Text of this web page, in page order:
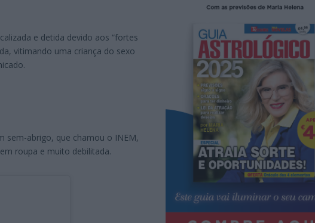
e detida devido aos “fortes
vitimando uma criança do sexo
sem-abrigo, que chamou o INEM,
roupa e muito debilitada.